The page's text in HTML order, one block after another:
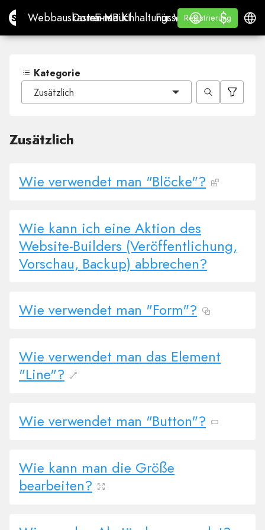
Site.proWebbauskasten mit KI
Webbauskasten mit KI
Domains
Domains
E-Mail
E-MailBuchhaltungssoftware
Buchhaltungssoftware
Für
Für Wiederverkäufer
WHITE LABEL
Lernen
Lernen
Registrierung
Registrierung
Anmelden
$
$
Kategorie
Zusätzlich
Zusätzlich
Wie verwendet man "Blöcke"?
Wie kann ich eine Aktion des
Website-Builders (Veröffentlichung,
Vorschau, Backup) abbrechen?
Wie verwendet man "Form"?
Wie verwendet man das Element
"Line"?
Wie verwendet man "Button"?
Wie kann man die Größe
bearbeiten?